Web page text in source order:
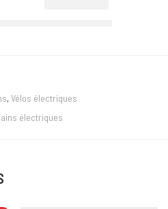
, Vélos électriques
électriques